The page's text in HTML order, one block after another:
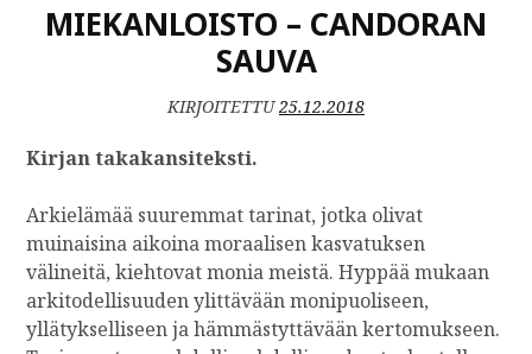
MIEKANLOISTO – CANDORAN
SAUVA
KIRJOITETTU25.12.2018
Kirjan takakansiteksti.
Arkielämää suuremmat tarinat, jotka olivat
muinaisina aikoina moraalisen kasvatuksen
välineitä, kiehtovat monia meistä. Hyppää mukaan
arkitodellisuuden ylittävään monipuoliseen,
yllätykselliseen ja hämmästyttävään kertomukseen.